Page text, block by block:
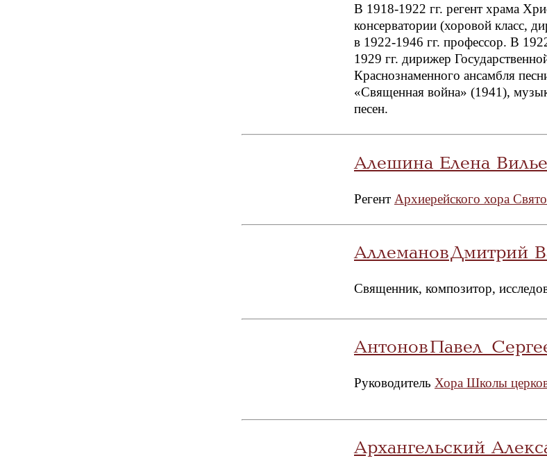
В 1918-1922 гг. регент храма
консерватории (хоровой класс,
в 1922-1946 гг. профессор. В
1929 гг. дирижер
Краснознаменного ансамбля
«Священная война» (1941),
песен.
Алешина Елена
Регент Архиерейского хора
Аллеманов Дмитрий
Священник, композитор,
Антонов Павел
Руководитель Хора Школы
Архангельский